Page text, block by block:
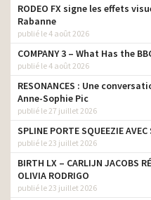
RODEO FX signe les effets
Rabanne
publié le 4 août 2026
COMPANY 3 – What Has the
publié le 4 août 2026
RESONANCES : Une
Anne-Sophie Pic
publié le 27 juillet 2026
SPLINE PORTE SQUEEZIE
publié le 23 juillet 2026
BIRTH LX – CARLIJN JACOBS
OLIVIA RODRIGO
publié le 23 juillet 2026